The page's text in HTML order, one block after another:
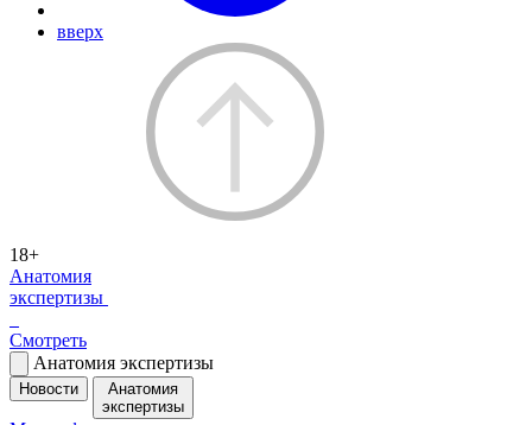
вверх
18+
Анатомия
экспертизы
Смотреть
Анатомия экспертизы
Новости
Анатомия
экспертизы